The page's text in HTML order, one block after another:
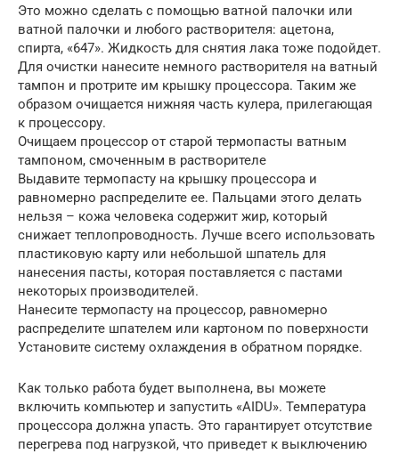
Это можно сделать с помощью ватной палочки или
ватной палочки и любого растворителя: ацетона,
спирта, «647». Жидкость для снятия лака тоже подойдет.
Для очистки нанесите немного растворителя на ватный
тампон и протрите им крышку процессора. Таким же
образом очищается нижняя часть кулера, прилегающая
к процессору.
Очищаем процессор от старой термопасты ватным
тампоном, смоченным в растворителе
Выдавите термопасту на крышку процессора и
равномерно распределите ее. Пальцами этого делать
нельзя – кожа человека содержит жир, который
снижает теплопроводность. Лучше всего использовать
пластиковую карту или небольшой шпатель для
нанесения пасты, которая поставляется с пастами
некоторых производителей.
Нанесите термопасту на процессор, равномерно
распределите шпателем или картоном по поверхности
Установите систему охлаждения в обратном порядке.
Как только работа будет выполнена, вы можете
включить компьютер и запустить «AIDU». Температура
процессора должна упасть. Это гарантирует отсутствие
перегрева под нагрузкой, что приведет к выключению